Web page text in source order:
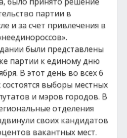
партии в
и за счет привлечения в
были представлены
партии к единому дню
В этот день во всех 6
состоятся выборы местных
и мэров городов. В
отделения
своих кандидатов
вакантных мест.